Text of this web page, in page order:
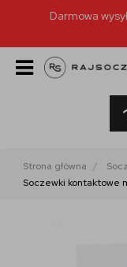
Darmowa
Strona główna
Soczewki kontaktowe